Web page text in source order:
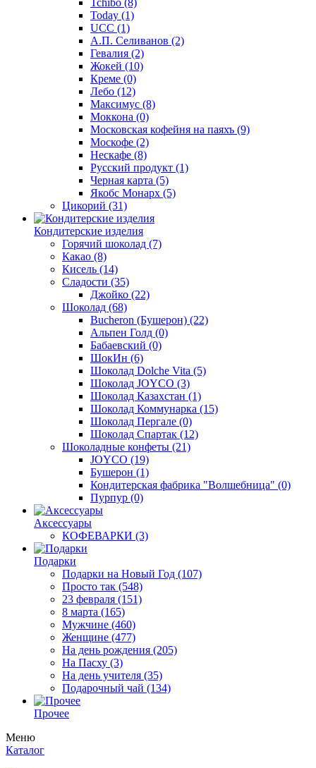
Today (1)
UCC (1)
А.П. Селиванов (2)
Гевалия (2)
Жокей (10)
Креме (0)
Лебо (12)
Максимус (8)
Моккона (0)
Московская кофейня на паяхъ (9)
Москофе (2)
Нескафе (8)
Русский продукт (1)
Черная карта (5)
Якобс Монарх (5)
Цикорий (31)
Кондитерские изделия
Горячий шоколад (7)
Какао (8)
Кисель (14)
Сладости (35)
Джойко (22)
Шоколад (68)
Bucheron (Бушерон) (22)
Альпен Голд (0)
Бабаевский (0)
ШокИн (6)
Шоколад Dolche Vita (5)
Шоколад JOYCO (3)
Шоколад Казахстан (1)
Шоколад Коммунарка (15)
Шоколад Пергале (0)
Шоколад Спартак (12)
Шоколадные конфеты (21)
JOYCO (19)
Бушерон (1)
Кондитерская фабрика "Волшебница" (0)
Пурпур (0)
Аксессуары
КОФЕВАРКИ (3)
Подарки
Подарки на Новый Год (107)
Просто так (548)
23 февраля (151)
8 марта (165)
Мужчине (460)
Женщине (477)
На день рождения (205)
На Пасху (3)
На день учителя (35)
Подарочный чай (134)
Прочее
Меню
Каталог